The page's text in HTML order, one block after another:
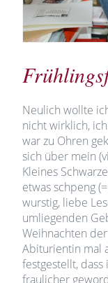
Neulich wollte
nicht wirklich,
war zu Ohren
sich über mein
Kleines
etwas schpeng
wurstig, liebe
umliegenden
Weihnachten
Abiturientin mal
festgestellt,
fraulicher